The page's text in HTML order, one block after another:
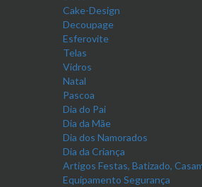
Cake-Design
Decoupage
Esferovite
Telas
Vidros
Natal
Pascoa
Dia do Pai
Dia da Mãe
Dia dos Namorados
Dia da Criança
Artigos Festas, Batizado,
Equipamento Segurança